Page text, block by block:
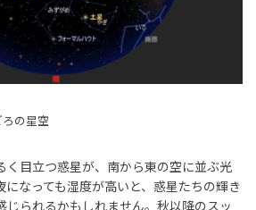
の星空
く目立つ惑星が、南から東の空に並ぶ光
なっても湿度が高いと、惑星たちの輝き
じられるかもしれません。秋以降のスッ